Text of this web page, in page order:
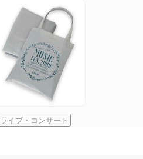
ライブ・コンサート